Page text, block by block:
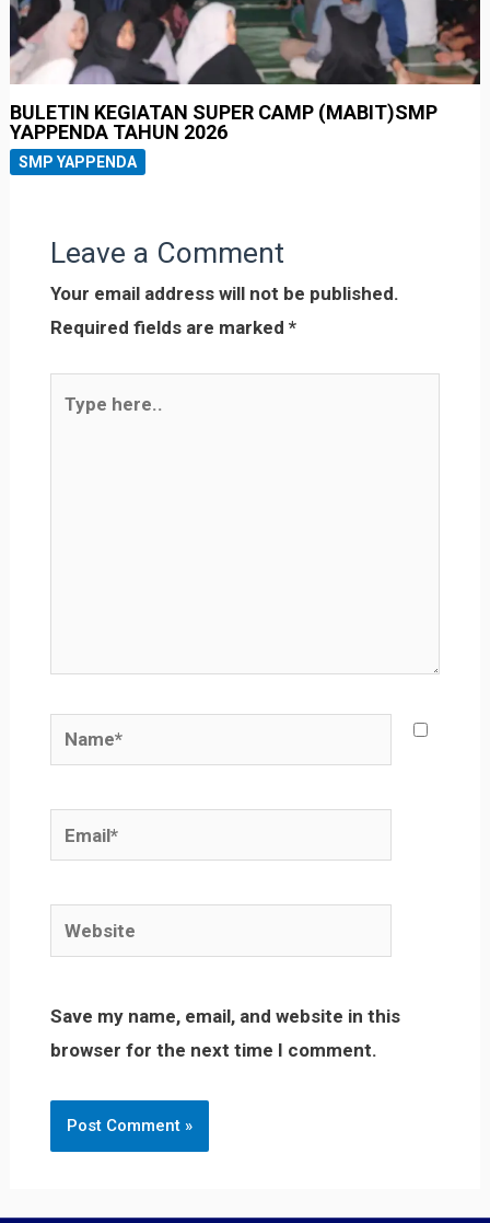
BULETIN KEGIATAN SUPER CAMP (MABIT)SMP
YAPPENDA TAHUN 2026
SMP YAPPENDA
Leave a Comment
Your email address will not be published.
Required fields are marked *
Name*
Email*
Website
Save my name, email, and website in this
browser for the next time I comment.